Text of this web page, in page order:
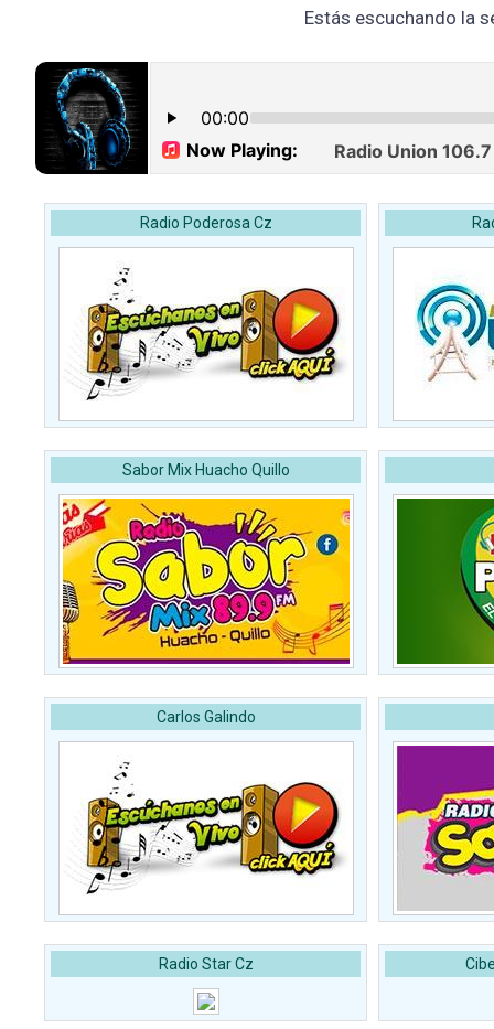
Estás escuchando la
Radio Poderosa Cz
Sabor Mix Huacho Quillo
Carlos Galindo
Radio Star Cz